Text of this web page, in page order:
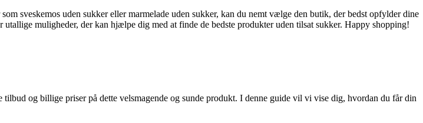
sveskemos uden sukker eller marmelade uden sukker, kan du nemt vælge den butik, der bedst opfylder dine
muligheder, der kan hjælpe dig med at finde de bedste produkter uden tilsat sukker. Happy shopping!
og billige priser på dette velsmagende og sunde produkt. I denne guide vil vi vise dig, hvordan du får din